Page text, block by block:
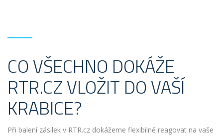
CO VŠECHNO DOKÁŽE
RTR.CZ VLOŽIT DO VAŠÍ
KRABICE?
Při balení zásilek v RTR.cz dokážeme flexibilně reagovat na vaše